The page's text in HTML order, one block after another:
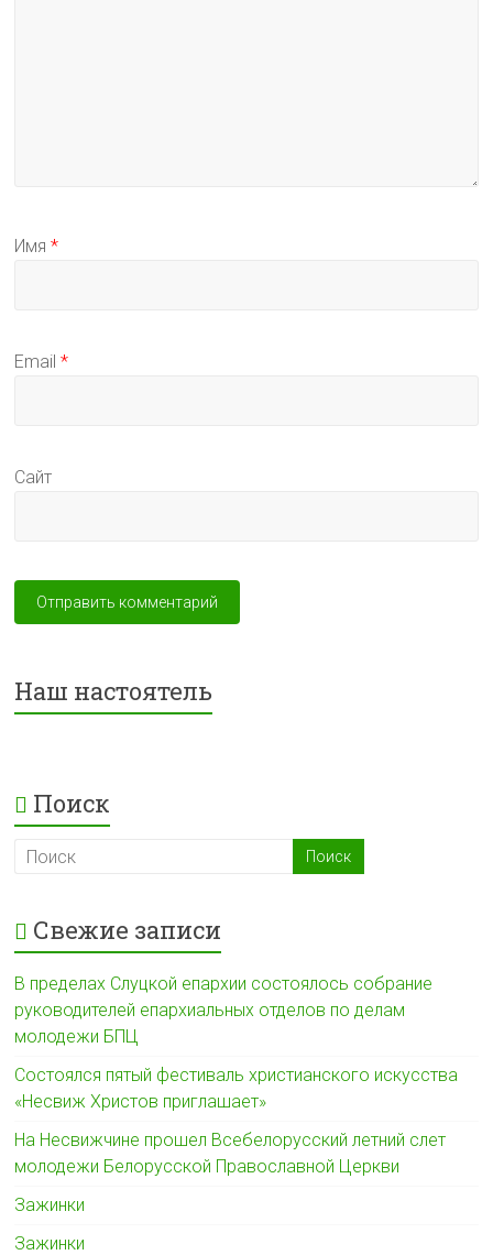
Имя*
Email*
Сайт
Наш настоятель
Поиск
Свежие записи
В пределах Слуцкой епархии состоялось собрание
руководителей епархиальных отделов по делам
молодежи БПЦ
Состоялся пятый фестиваль христианского искусства
«Несвиж Христов приглашает»
На Несвижчине прошел Всебелорусский летний слет
молодежи Белорусской Православной Церкви
Зажинки
Зажинки